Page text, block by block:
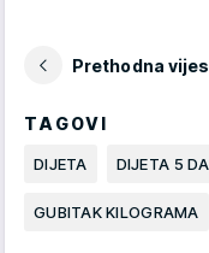
Prethodna
TAGOVI
DIJETA DIJETA 5
GUBITAK KILOGRAMA